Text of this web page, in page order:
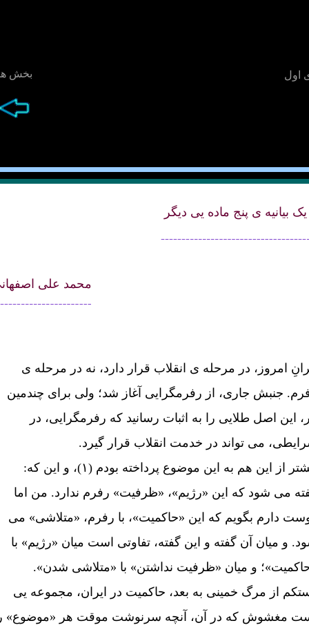
بخش اول
يک بيانيه ی پنج ماده يی ديگر
محمد علی
امروز، در مرحله ی انقلاب قرار دارد، نه در مرحله ی
جنبش جاری، از رفرمگرايی آغاز شد؛ ولی برای چندمين
اين اصل طلايی را به اثبات رسانيد که رفرمگرايی، در
می تواند در خدمت انقلاب قرار گيرد.
از اين هم به اين موضوع پرداخته بودم (۱)، و اين که:
می شود که اين «رژيم»، «ظرفيت» رفرم ندارد. من اما
دارم بگويم که اين «حاکميت»، با رفرم، «متلاشی» می
و ميان آن گفته و اين گفته، تفاوتی است ميان «رژيم» با
و ميان «ظرفيت نداشتن» با «متلاشی شدن».
از مرگ خمينی به بعد، حاکميت در ايران، مجموعه يی
مغشوش که در آن، آنچه سرنوشت موقت هر «موضوع»